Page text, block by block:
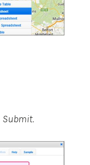
Submit.